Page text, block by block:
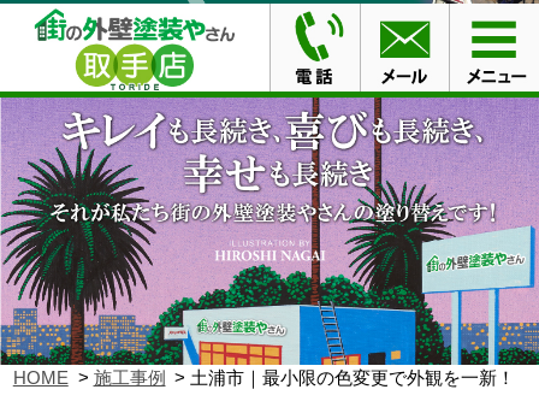
HOME 施工事例 土浦市｜最小限の色変更で外観を一新！